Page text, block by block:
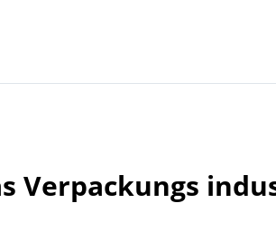
Verpackungs